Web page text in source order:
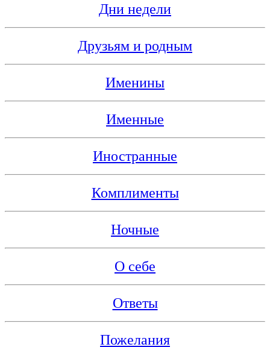
Дни недели
Друзьям и родным
Именины
Именные
Иностранные
Комплименты
Ночные
О себе
Ответы
Пожелания